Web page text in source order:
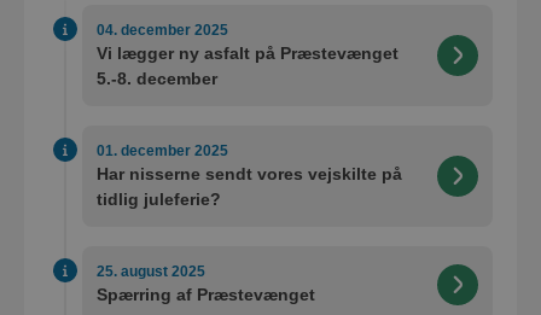
04. december 2025
Vi lægger ny asfalt på Præstevænget
5.-8. december
01. december 2025
Har nisserne sendt vores vejskilte på
tidlig juleferie?
25. august 2025
Spærring af Præstevænget